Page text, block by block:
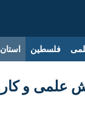
فلسطین